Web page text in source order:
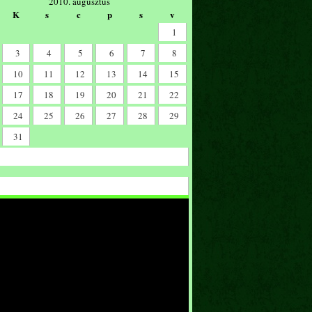
K s c p s v
1
3 4 5 6 7
8
10 11 12 13 14
15
17 18 19 20 21
22
24 25 26 27 28
29
31